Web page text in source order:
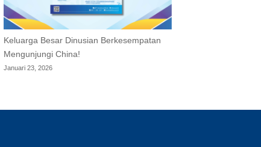
Keluarga Besar Dinusian Berkesempatan
Mengunjungi China!
Januari 23, 2026